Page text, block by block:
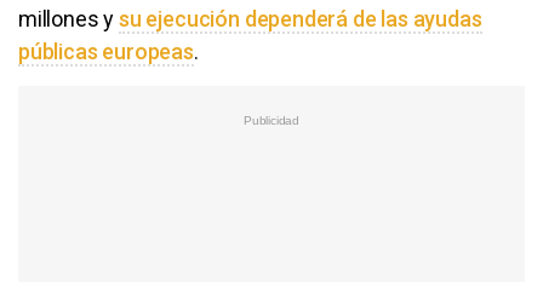
millones ysu ejecución dependerá de las ayudas
públicas europeas.